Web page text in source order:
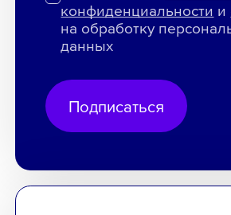
конфиденциальности и
на обработку
данных
Подписаться